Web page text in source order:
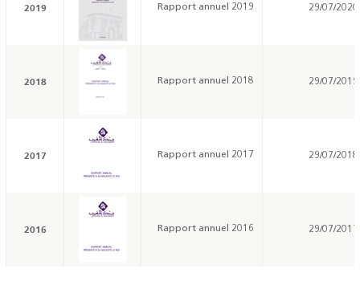
2019 Rapport annuel 2019 29/07/2020
2018 Rapport annuel 2018 29/07/2019
2017 Rapport annuel 2017 29/07/2018
2016 Rapport annuel 2016 29/07/2017